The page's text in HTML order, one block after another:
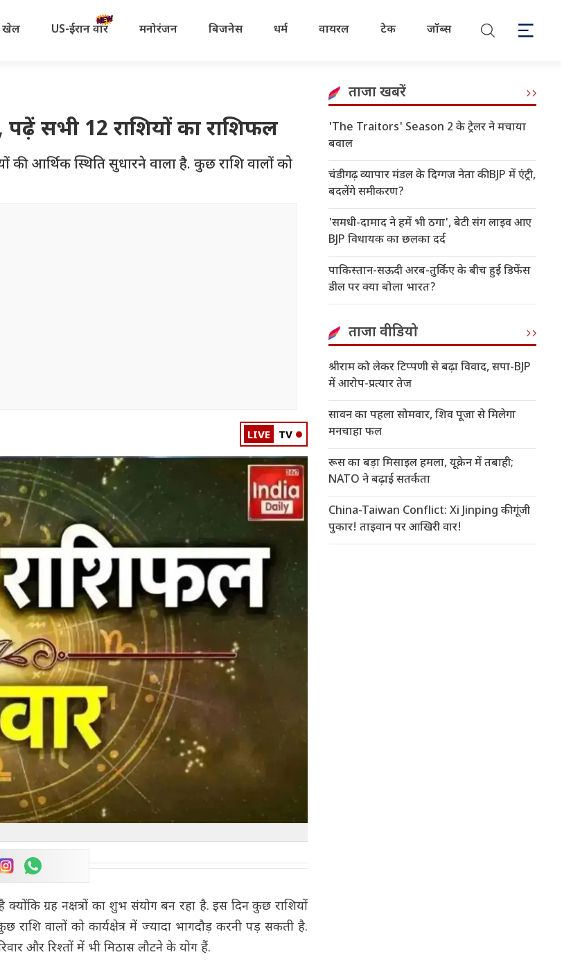
खेल US-ईरान वॉर मनोरंजन बिजनेस धर्म वायरल टेक जॉब्स
सभी 12 राशियों का राशिफल
की आर्थिक स्थिति सुधारने वाला है. कुछ राशि वालों को
LIVE TV
ग्रह नक्षत्रों का शुभ संयोग बन रहा है. इस दिन कुछ राशियों
वालों को कार्यक्षेत्र में ज्यादा भागदौड़ करनी पड़ सकती है.
और रिश्तों में भी मिठास लौटने के योग हैं.
ताजा खबरें
'The Traitors' Season 2 के ट्रेलर ने मचाया
बवाल
चंडीगढ़ व्यापार मंडल के दिग्गज नेता की BJP में एंट्री,
बदलेंगे समीकरण?
'समधी-दामाद ने हमें भी ठगा', बेटी संग लाइव आए
BJP विधायक का छलका दर्द
पाकिस्तान-सऊदी अरब-तुर्किए के बीच हुई डिफेंस
डील पर क्या बोला भारत?
ताजा वीडियो
श्रीराम को लेकर टिप्पणी से बढ़ा विवाद, सपा-BJP
में आरोप-प्रत्यार तेज
सावन का पहला सोमवार, शिव पूजा से मिलेगा
मनचाहा फल
रूस का बड़ा मिसाइल हमला, यूक्रेन में तबाही;
NATO ने बढ़ाई सतर्कता
China-Taiwan Conflict: Xi Jinping की गूंजी
पुकार! ताइवान पर आखिरी वार!